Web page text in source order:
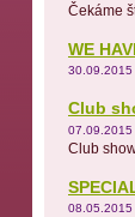
Čekáme
WE
30.09.2015
Club
07.09.2015
Club
08.05.2015